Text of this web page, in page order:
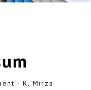
- R. Mirza